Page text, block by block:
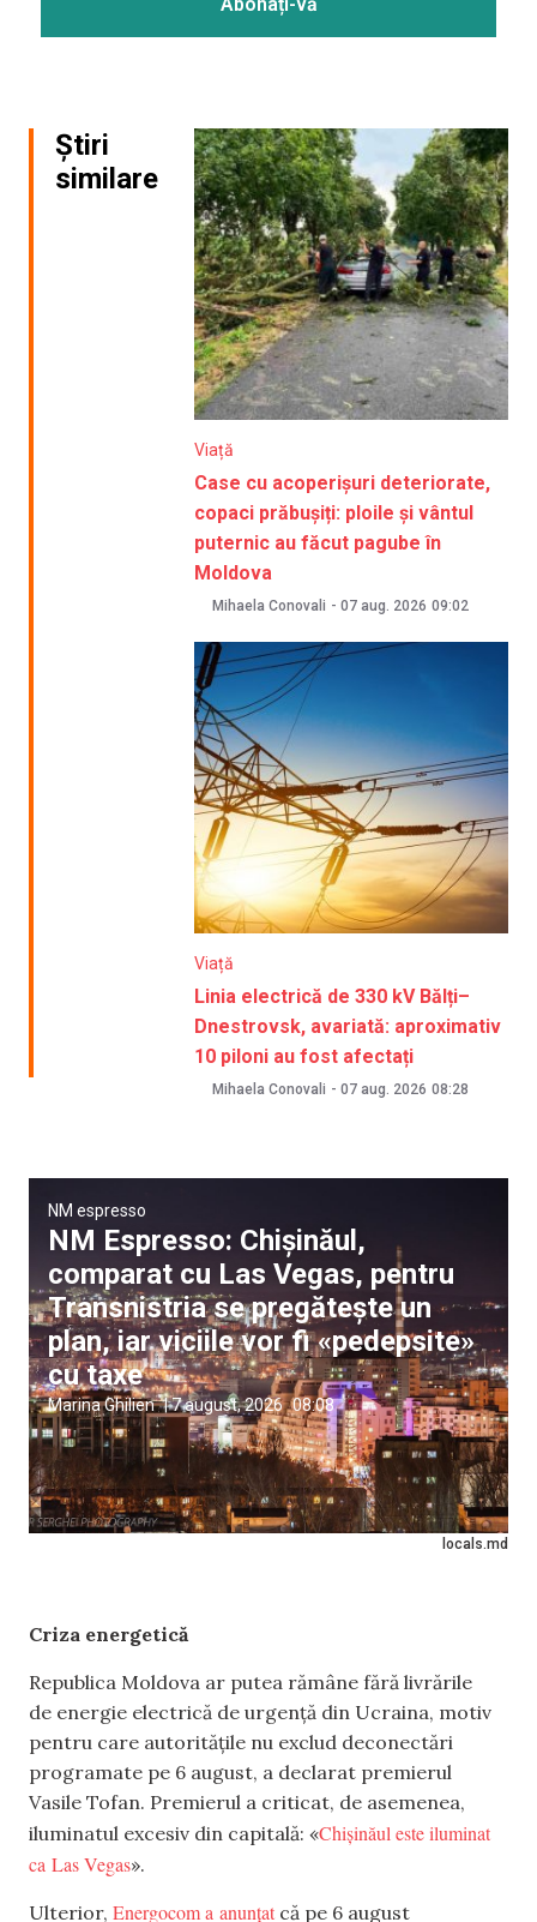
Știri
similare
Viață
Case cu acoperișuri deteriorate,
copaci prăbușiți: ploile și vântul
puternic au făcut pagube în
Moldova
Mihaela Conovali - 07 aug. 2026 09:02
Viață
Linia electrică de 330 kV Bălți–
Dnestrovsk, avariată: aproximativ
10 piloni au fost afectați
Mihaela Conovali - 07 aug. 2026 08:28
locals.md
NM espresso
NM Espresso: Chișinăul,
comparat cu Las Vegas, pentru
Transnistria se pregătește un
plan, iar viciile vor fi «pedepsite»
cu taxe
Marina Ghilien |7 august, 2026 08:08
Criza energetică
Republica Moldova ar putea rămâne fără livrările
de energie electrică de urgență din Ucraina, motiv
pentru care autoritățile nu exclud deconectări
programate pe 6 august, a declarat premierul
Vasile Tofan. Premierul a criticat, de asemenea,
iluminatul excesiv din capitală: «Chișinăul este iluminat
ca Las Vegas».
Ulterior, Energocom a anunțat că pe 6 august